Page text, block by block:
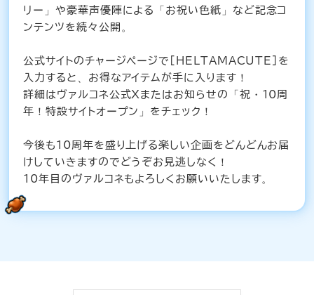
リー」や豪華声優陣による「お祝い色紙」など記念コ
ンテンツを続々公開。
公式サイトのチャージページで[HELTAMACUTE]を
入力すると、お得なアイテムが手に入ります！
詳細はヴァルコネ公式Xまたはお知らせの「祝・10周
年！特設サイトオープン」をチェック！
今後も10周年を盛り上げる楽しい企画をどんどんお届
けしていきますのでどうぞお見逃しなく！
10年目のヴァルコネもよろしくお願いいたします。